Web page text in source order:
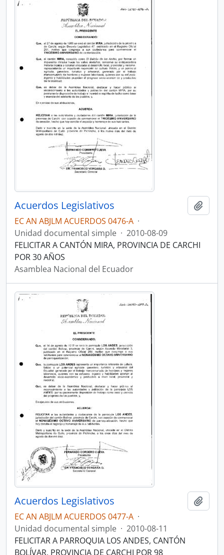
Acuerdos Legislativos
EC AN ABJLM ACUERDOS 0476-A ·
Unidad documental simple · 2010-08-09
FELICITAR A CANTÓN MIRA, PROVINCIA DE CARCHI
POR 30 AÑOS
Asamblea Nacional del Ecuador
Acuerdos Legislativos
EC AN ABJLM ACUERDOS 0477-A ·
Unidad documental simple · 2010-08-11
FELICITAR A PARROQUIA LOS ANDES, CANTÓN
BOLÍVAR, PROVINCIA DE CARCHI POR 98